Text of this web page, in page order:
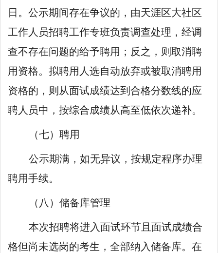
日。 公示期间存在争议的，由天涯区大社区
工作人员招聘工作专班负责调查处理，经调
查不存在问题的给予聘用；反之，则取消聘
用资格。 拟聘用人选自动放弃或被取消聘用
资格的 ， 则 从面试成绩达到合格分数线的应
聘人员中，按综合成绩从高至低依次递补。
（七）聘用
公示期满，如无异议，按规定程序办理
聘用手续。
（ 八 ）储备库管理
本次招聘将进入面试环节且面试成绩合
格但尚未选岗的考生 ， 全部纳入储备库。在